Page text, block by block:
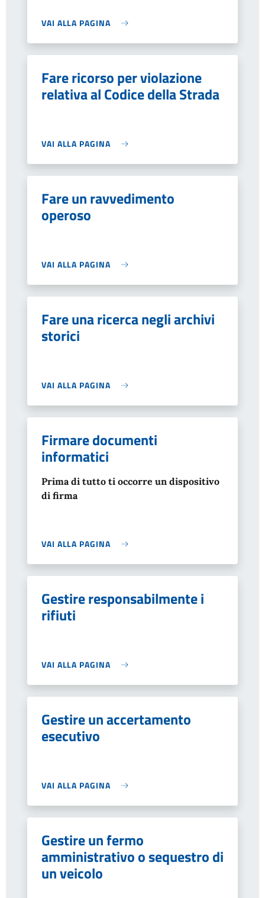
VAI ALLA PAGINA
Fare ricorso per violazione
relativa al Codice della Strada
VAI ALLA PAGINA
Fare un ravvedimento
operoso
VAI ALLA PAGINA
Fare una ricerca negli archivi
storici
VAI ALLA PAGINA
Firmare documenti
informatici
Prima di tutto ti occorre un dispositivo
di firma
VAI ALLA PAGINA
Gestire responsabilmente i
rifiuti
VAI ALLA PAGINA
Gestire un accertamento
esecutivo
VAI ALLA PAGINA
Gestire un fermo
amministrativo o sequestro di
un veicolo